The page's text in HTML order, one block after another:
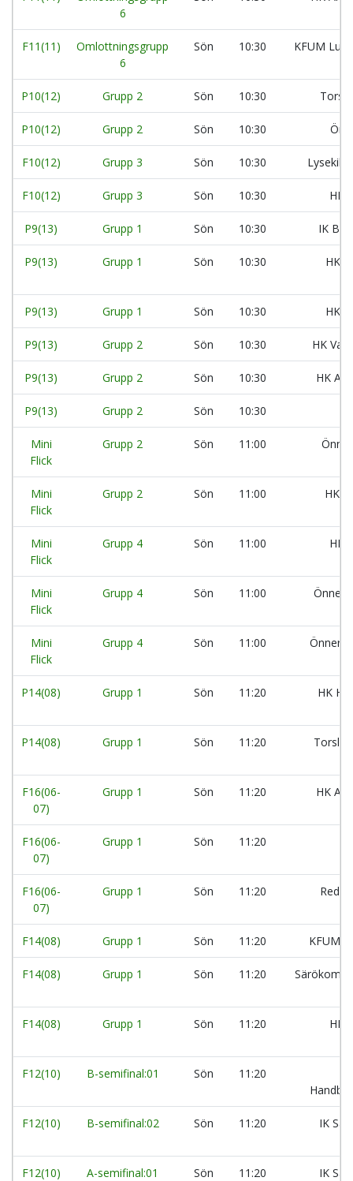
6
F11(11)
Omlottningsgrupp
6
Sön 10:30 KFUM
P10(12) Grupp 2 Sön 10:30
P10(12) Grupp 2 Sön 10:30
F10(12) Grupp 3 Sön 10:30 Lysekils
F10(12) Grupp 3 Sön 10:30 HK
P9(13) Grupp 1 Sön 10:30 IK
P9(13) Grupp 1 Sön 10:30 HK
P9(13) Grupp 1 Sön 10:30 HK
P9(13) Grupp 2 Sön 10:30 HK
P9(13) Grupp 2 Sön 10:30 HK
P9(13) Grupp 2 Sön 10:30
Mini
Flick
Grupp 2 Sön 11:00
Mini
Flick
Grupp 2 Sön 11:00 HK
Mini
Flick
Grupp 4 Sön 11:00 HK
Mini
Flick
Grupp 4 Sön 11:00
Mini
Flick
Grupp 4 Sön 11:00
P14(08) Grupp 1 Sön 11:20 HK
P14(08) Grupp 1 Sön 11:20
F16(06-
07)
Grupp 1 Sön 11:20 HK
F16(06-
07)
Grupp 1 Sön 11:20
F16(06-
07)
Grupp 1 Sön 11:20
F14(08) Grupp 1 Sön 11:20 KFUM
F14(08) Grupp 1 Sön 11:20
F14(08) Grupp 1 Sön 11:20 HK
F12(10) B-semifinal:01 Sön 11:20
F12(10) B-semifinal:02 Sön 11:20 IK
F12(10) A-semifinal:01 Sön 11:20 IK